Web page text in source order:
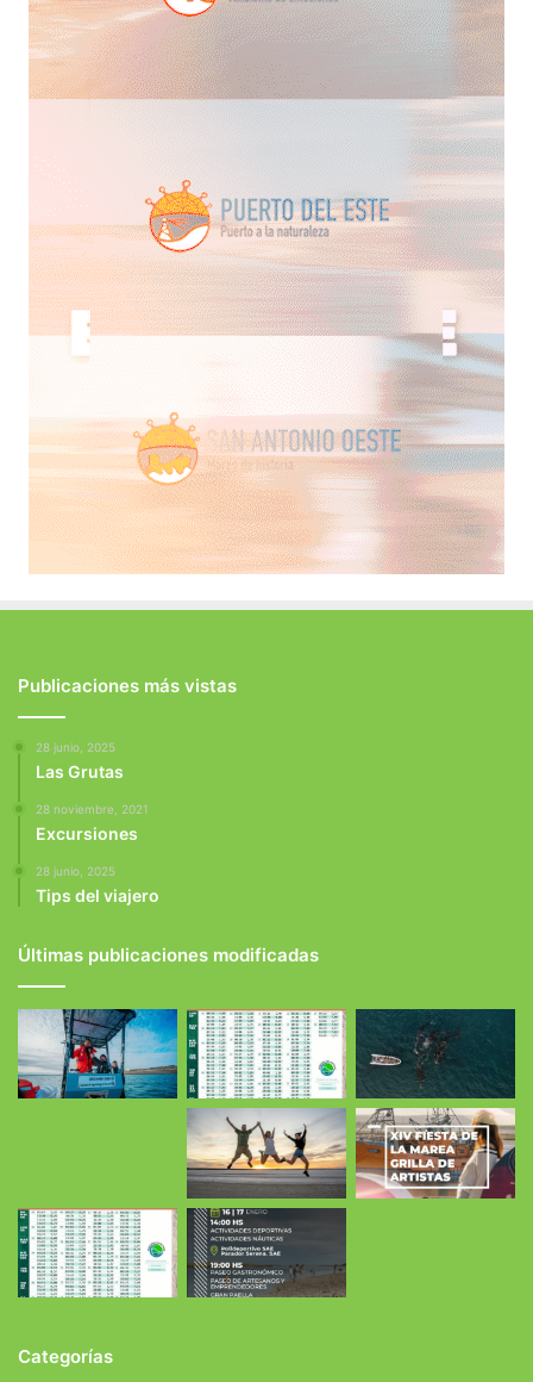
Publicaciones más vistas
28 junio, 2025
Las Grutas
28 noviembre, 2021
Excursiones
28 junio, 2025
Tips del viajero
Últimas publicaciones modificadas
Categorías